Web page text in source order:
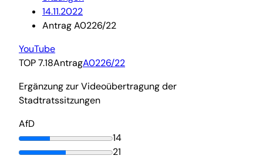
14.11.2022
Antrag A0226/22
YouTube
TOP 7.18AntragA0226/22
Ergänzung zur Videoübertragung der
Stadtratssitzungen
AfD
14
21